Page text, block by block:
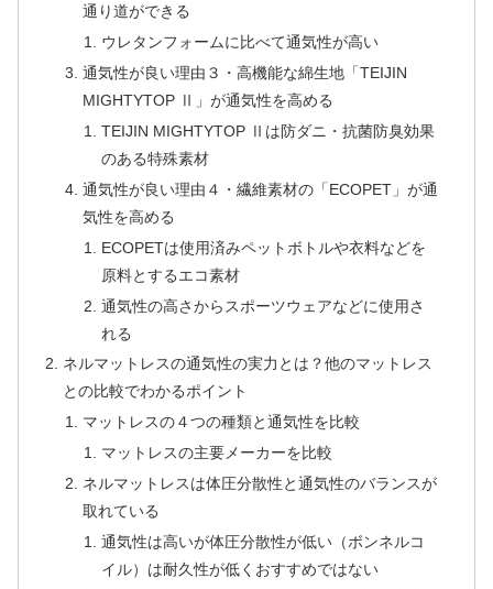
通り道ができる
ウレタンフォームに比べて通気性が高い
通気性が良い理由３・高機能な綿生地「TEIJIN
MIGHTYTOP Ⅱ」が通気性を高める
TEIJIN MIGHTYTOP Ⅱは防ダニ・抗菌防臭効果
のある特殊素材
通気性が良い理由４・繊維素材の「ECOPET」が通
気性を高める
ECOPETは使用済みペットボトルや衣料などを
原料とするエコ素材
通気性の高さからスポーツウェアなどに使用さ
れる
ネルマットレスの通気性の実力とは？他のマットレス
との比較でわかるポイント
マットレスの４つの種類と通気性を比較
マットレスの主要メーカーを比較
ネルマットレスは体圧分散性と通気性のバランスが
取れている
通気性は高いが体圧分散性が低い（ボンネルコ
イル）は耐久性が低くおすすめではない